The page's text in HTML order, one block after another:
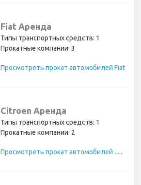
Fiat Аренда
Типы транспортных средств: 1
Прокатные компании: 3
Просмотреть прокат автомобилей Fiat
Citroen Аренда
Типы транспортных средств: 1
Прокатные компании: 2
П
росмотреть прокат автомобилей Citroen